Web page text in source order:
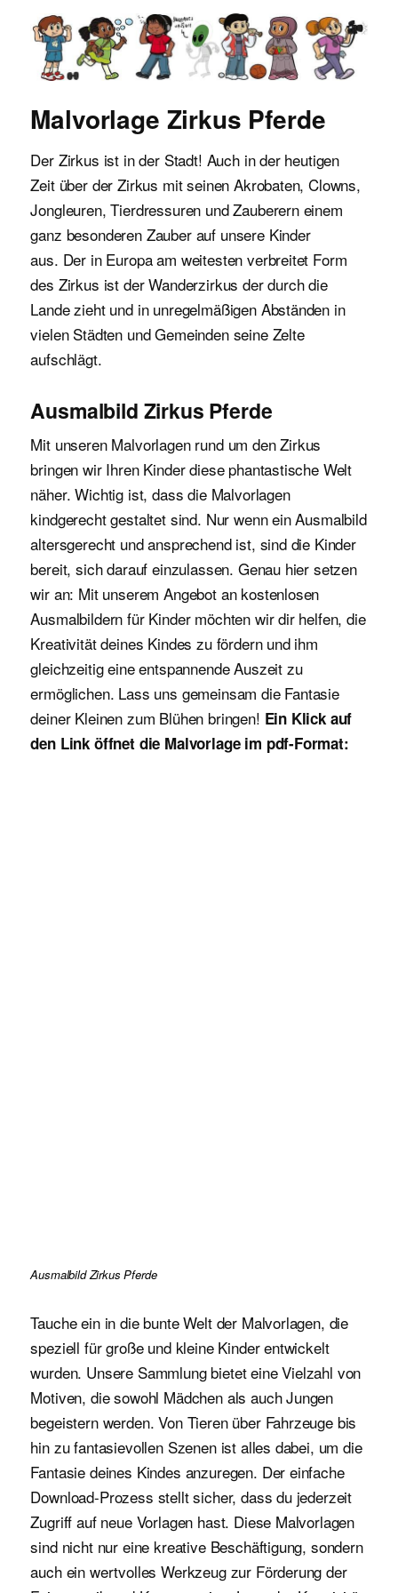
Malvorlagen für Kinder
Malvorlage Zirkus Pferde
Der Zirkus ist in der Stadt! Auch in der heutigen
Zeit über der Zirkus mit seinen Akrobaten, Clowns,
Jongleuren, Tierdressuren und Zauberern einem
ganz besonderen Zauber auf unsere Kinder
aus. Der in Europa am weitesten verbreitet Form
des Zirkus ist der Wanderzirkus der durch die
Lande zieht und in unregelmäßigen Abständen in
vielen Städten und Gemeinden seine Zelte
aufschlägt.
Ausmalbild Zirkus Pferde
Mit unseren Malvorlagen rund um den Zirkus
bringen wir Ihren Kinder diese phantastische Welt
näher. Wichtig ist, dass die Malvorlagen
kindgerecht gestaltet sind. Nur wenn ein Ausmalbild
altersgerecht und ansprechend ist, sind die Kinder
bereit, sich darauf einzulassen. Genau hier setzen
wir an: Mit unserem Angebot an kostenlosen
Ausmalbildern für Kinder möchten wir dir helfen, die
Kreativität deines Kindes zu fördern und ihm
gleichzeitig eine entspannende Auszeit zu
ermöglichen. Lass uns gemeinsam die Fantasie
deiner Kleinen zum Blühen bringen! Ein Klick auf
den Link öffnet die Malvorlage im pdf-Format:
Ausmalbild Zirkus Pferde
Tauche ein in die bunte Welt der Malvorlagen, die
speziell für große und kleine Kinder entwickelt
wurden. Unsere Sammlung bietet eine Vielzahl von
Motiven, die sowohl Mädchen als auch Jungen
begeistern werden. Von Tieren über Fahrzeuge bis
hin zu fantasievollen Szenen ist alles dabei, um die
Fantasie deines Kindes anzuregen. Der einfache
Download-Prozess stellt sicher, dass du jederzeit
Zugriff auf neue Vorlagen hast. Diese Malvorlagen
sind nicht nur eine kreative Beschäftigung, sondern
auch ein wertvolles Werkzeug zur Förderung der